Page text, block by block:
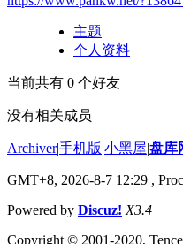
主题
个人资料
当前共有 0 个好友
没有相关成员
Archiver|手机版|小黑屋|盘库
GMT+8, 2026-8-7 12:29 ,
Powered by Discuz! X3.4
Copyright © 2001-2020,